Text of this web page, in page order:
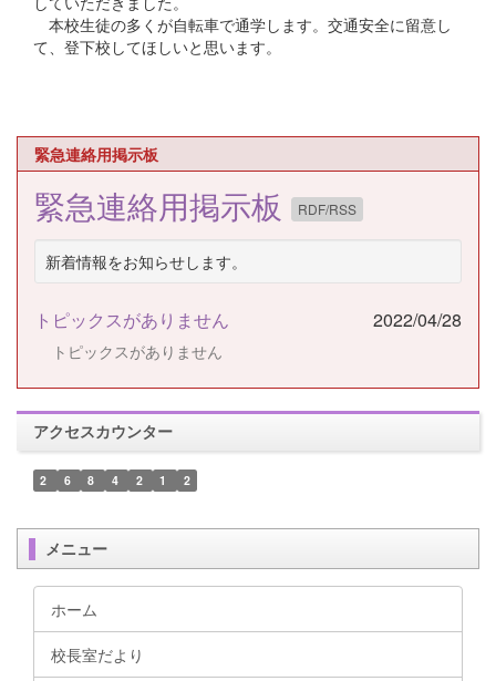
本校生徒の多くが自転車で通学します。交通安全に留意し
て、登下校してほしいと思います。
緊急連絡用掲示板
緊急連絡用掲示板 RDF/RSS
新着情報をお知らせします。
トピックスがありません 2022/04/28
トピックスがありません
アクセスカウンター
2 6 8 4 2 1 2
メニュー
ホーム
校長室だより